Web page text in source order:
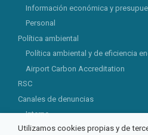
Información económica y
Personal
Política ambiental
Política ambiental y de eficiencia
Airport Carbon Accreditation
RSC
Canales de denuncias
Interno
Externo
Utilizamos cookies propias y de